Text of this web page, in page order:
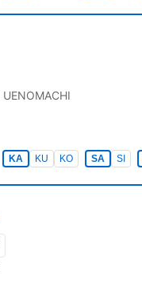
UENOMACHI
KA KU KO SA SI